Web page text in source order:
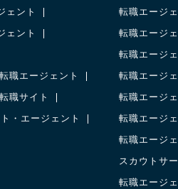
ェント
ェント
職エージェント
職サイト
・エージェント
転職エージ
転職エージ
転職エージ
転職エージ
転職エージ
転職エージ
転職エージ
スカウトサ
転職エージ